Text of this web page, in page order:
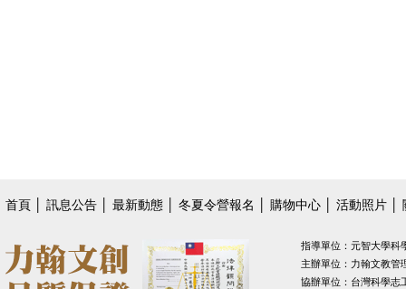
首頁 訊息公告 最新動態 冬夏令營報名 購物中心 活動照片
指導單位：元智大學科
主辦單位：力翰文教管
協辦單位：台灣科學志